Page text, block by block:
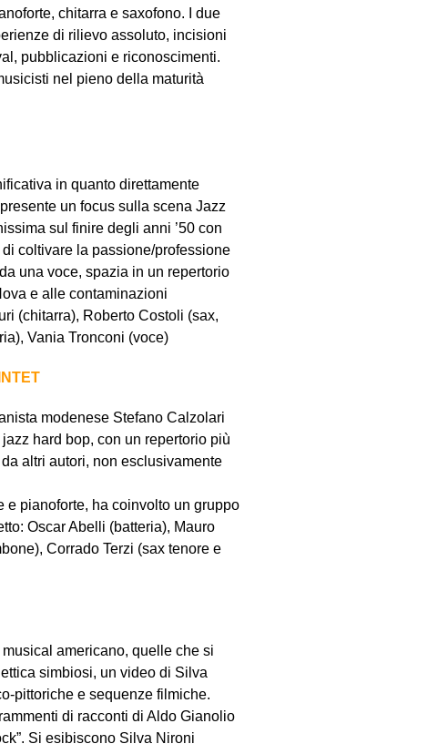
chitarra e saxofono. I due
di rilievo assoluto, incisioni
pubblicazioni e riconoscimenti.
nel pieno della maturità
in quanto direttamente
un focus sulla scena Jazz
sul finire degli anni ’50 con
coltivare la passione/professione
una voce, spazia in un repertorio
e alle contaminazioni
(chitarra), Roberto Costoli (sax,
Vania Tronconi (voce)
modenese Stefano Calzolari
hard bop, con un repertorio più
altri autori, non esclusivamente
e pianoforte, ha coinvolto un gruppo
Oscar Abelli (batteria), Mauro
Corrado Terzi (sax tenore e
americano, quelle che si
simbiosi, un video di Silva
pittoriche e sequenze filmiche.
di racconti di Aldo Gianolio
Si esibiscono Silva Nironi